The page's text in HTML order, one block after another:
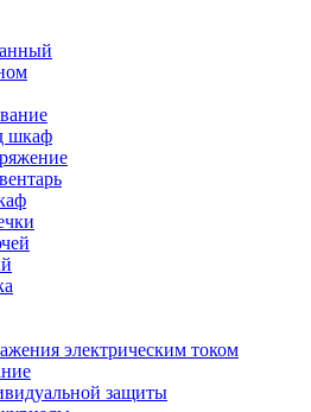
шкаф
электрическим током
защиты